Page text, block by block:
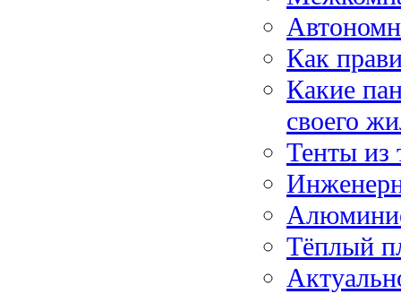
Как
Какие
своего
Тенты из
Тёплый